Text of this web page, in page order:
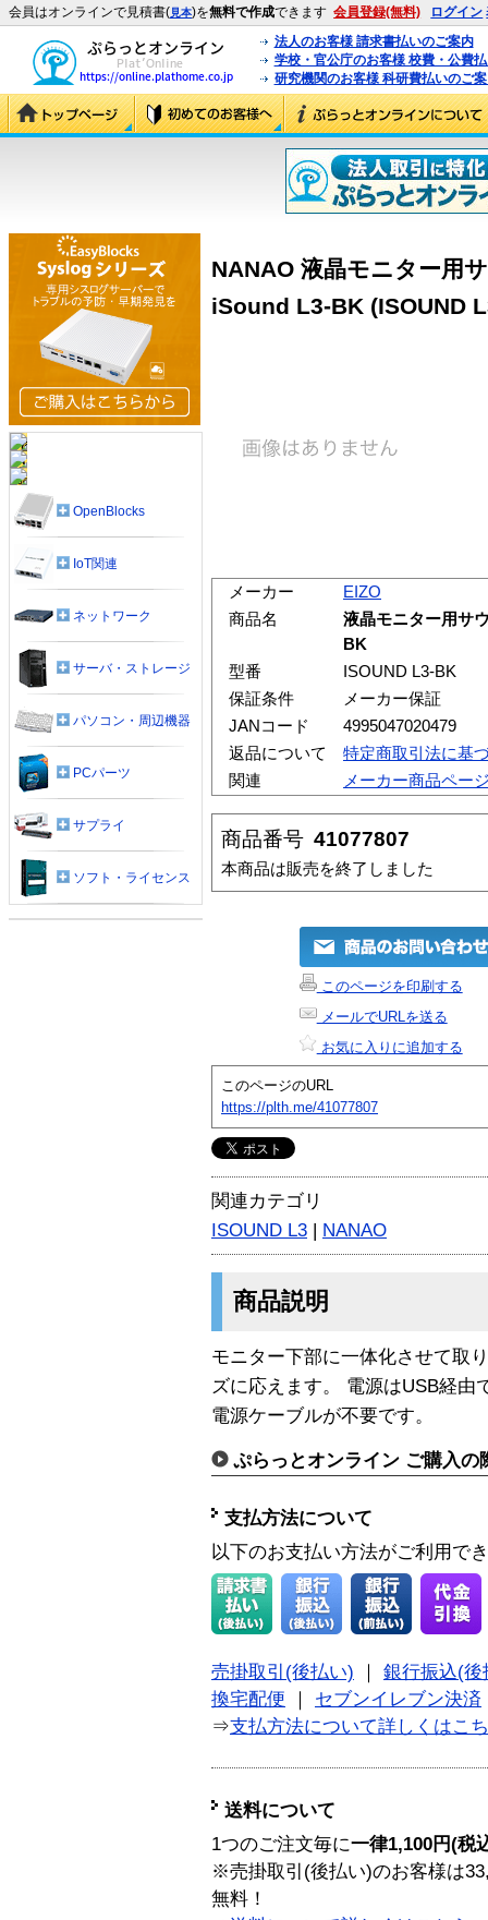
会員はオンラインで見積書(見本)を無料で作成できます 会員登録(無料) ログイン
法人のお客様 請求書払いのご案内
学校・官公庁のお客様 校費・公費
研究機関のお客様 科研費払いのご
NANAO 液晶モニター用
iSound L3-BK (ISOUND
メーカー
EIZO
商品名
液晶モニター用サ
BK
型番
ISOUND L3-BK
保証条件
メーカー保証
JANコード
4995047020479
返品について
特定商取引法に基
関連
メーカー商品ペー
商品番号 41077807
本商品は販売を終了しました
このページを印刷する
メールでURLを送る
お気に入りに追加する
このページのURL
https://plth.me/41077807
関連カテゴリ
ISOUND L3 | NANAO
商品説明
モニター下部に一体化させて取
ズに応えます。 電源はUSB経由
電源ケーブルが不要です。
ぷらっとオンライン ご購入の
支払方法について
以下のお支払い方法がご利用で
売掛取引(後払い)
銀行振込(後
換宅配便
セブンイレブン決済
⇒支払方法について詳しくはこ
送料について
1つのご注文毎に一律1,100円(税
※売掛取引(後払い)のお客様は
無料！
OpenBlocks
IoT関連
ネットワーク
サーバ・ストレージ
パソコン・周辺機器
PCパーツ
サプライ
ソフト・ライセンス